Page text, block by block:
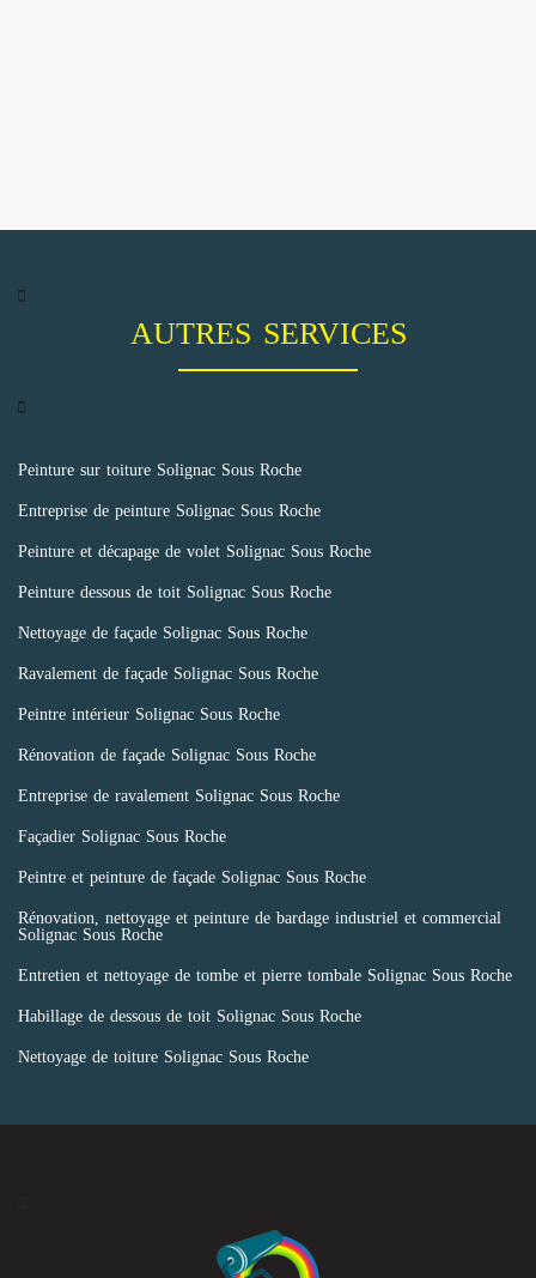
AUTRES SERVICES
Peinture sur toiture Solignac Sous Roche
Entreprise de peinture Solignac Sous Roche
Peinture et décapage de volet Solignac Sous Roche
Peinture dessous de toit Solignac Sous Roche
Nettoyage de façade Solignac Sous Roche
Ravalement de façade Solignac Sous Roche
Peintre intérieur Solignac Sous Roche
Rénovation de façade Solignac Sous Roche
Entreprise de ravalement Solignac Sous Roche
Façadier Solignac Sous Roche
Peintre et peinture de façade Solignac Sous Roche
Rénovation, nettoyage et peinture de bardage industriel et commercial
Solignac Sous Roche
Entretien et nettoyage de tombe et pierre tombale Solignac Sous Roche
Habillage de dessous de toit Solignac Sous Roche
Nettoyage de toiture Solignac Sous Roche